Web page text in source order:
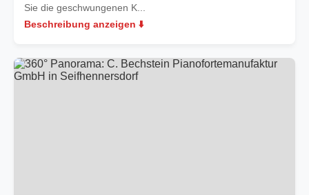
Sie die geschwungenen K...
Beschreibung anzeigen ⬇️